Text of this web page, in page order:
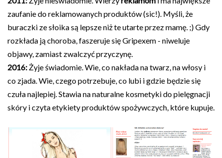
zaufanie do reklamowanych produktów (sic!). Myśli, że
buraczki ze słoika są lepsze niż te utarte przez mamę. ;) Gdy
rozkłada ją choroba, faszeruje się Gripexem - niweluje
objawy, zamiast zwalczyć przyczynę.
2016: Żyje świadomie. Wie, co nakłada na twarz, na włosy i
co zjada. Wie, czego potrzebuje, co lubi i gdzie będzie się
czuła najlepiej. Stawia na naturalne kosmetyki do pielęgnacji
skóry i czyta etykiety produktów spożywczych, które kupuje.